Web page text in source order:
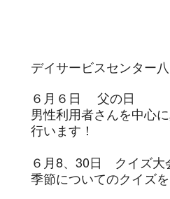
デイサービスセンター
６月６日 父の日
男性利用者さんを中心
行います！
６月8、30日 クイズ大
季節についてのクイズ